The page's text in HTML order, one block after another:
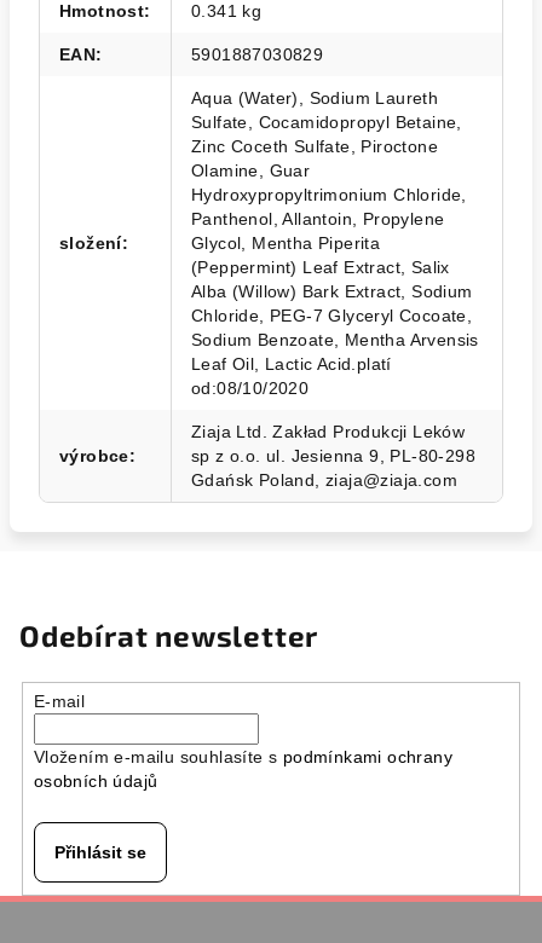
Hmotnost: 0.341 kg
EAN: 5901887030829
složení:
Aqua (Water), Sodium Laureth
Sulfate, Cocamidopropyl Betaine,
Zinc Coceth Sulfate, Piroctone
Olamine, Guar
Hydroxypropyltrimonium Chloride,
Panthenol, Allantoin, Propylene
Glycol, Mentha Piperita
(Peppermint) Leaf Extract, Salix
Alba (Willow) Bark Extract, Sodium
Chloride, PEG-7 Glyceryl Cocoate,
Sodium Benzoate, Mentha Arvensis
Leaf Oil, Lactic Acid.platí
od:08/10/2020
výrobce:
Ziaja Ltd. Zakład Produkcji Leków
sp z o.o. ul. Jesienna 9, PL-80-298
Gdańsk Poland, ziaja@ziaja.com
Odebírat newsletter
E-mail
Vložením e-mailu souhlasíte s podmínkami ochrany
osobních údajů
Přihlásit se